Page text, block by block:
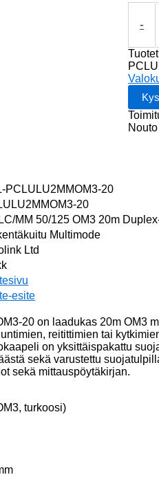
-
LC/LC/
20m
LSZH
UPC/
määrä
PCLULU2MMOM3-20
20
MM 50/125 OM3 20m
Multimode
Ltd
esite
20 on laadukas 20m OM3
reitittimien tai
on yksittäispakattu
sekä varustettu
sekä mittauspöytäkirjan.
turkoosi)